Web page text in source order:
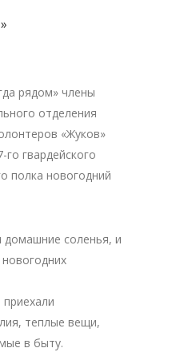
рядом» члены
отделения
«Жуков»
гвардейского
полка новогодний
домашние соленья, и
теплые вещи,
в быту.